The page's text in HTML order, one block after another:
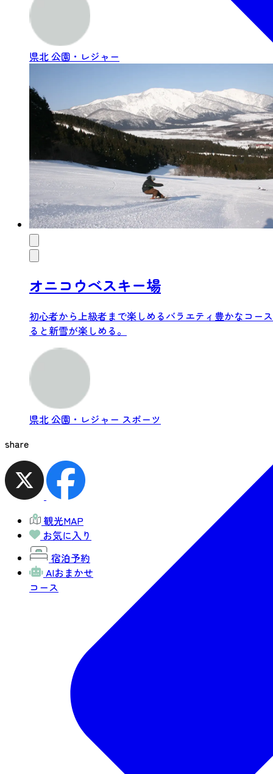
県北公園・レジャー
オニコウベスキー場
初心者から上級者まで楽しめるバラエティ豊かなコー
ると新雪が楽しめる。
県北公園・レジャー スポーツ
share
観光MAP
お気に入り
宿泊予約
AIおまかせ
コース